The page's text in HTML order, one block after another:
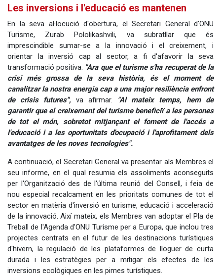
Les inversions i l'educació es mantenen
En la seva al·locució d'obertura, el Secretari General d'ONU
Turisme, Zurab Pololikashvili, va subratllar que és
imprescindible sumar-se a la innovació i el creixement, i
orientar la inversió cap al sector, a fi d'afavorir la seva
transformació positiva. "Ara que el turisme s'ha recuperat de la
crisi més grossa de la seva història, és el moment de
canalitzar la nostra energia cap a una major resiliència enfront
de crisis futures", va afirmar.
"Al mateix temps, hem de
garantir que el creixement del turisme beneficiï a les persones
de tot el món, sobretot mitjançant el foment de l'accés a
l'educació i a les oportunitats d'ocupació i l'aprofitament dels
avantatges de les noves tecnologies".
A continuació, el Secretari General va presentar als Membres el
seu informe, en el qual resumia els assoliments aconseguits
per l'Organització des de l'última reunió del Consell, i feia de
nou especial recalcament en les prioritats comunes de tot el
sector en matèria d'inversió en turisme, educació i acceleració
de la innovació. Així mateix, els Membres van adoptar el Pla de
Treball de l'Agenda d'ONU Turisme per a Europa, que inclou tres
projectes centrats en el futur de les destinacions turístiques
d'hivern, la regulació de les plataformes de lloguer de curta
durada i les estratègies per a mitigar els efectes de les
inversions ecològiques en les pimes turístiques.